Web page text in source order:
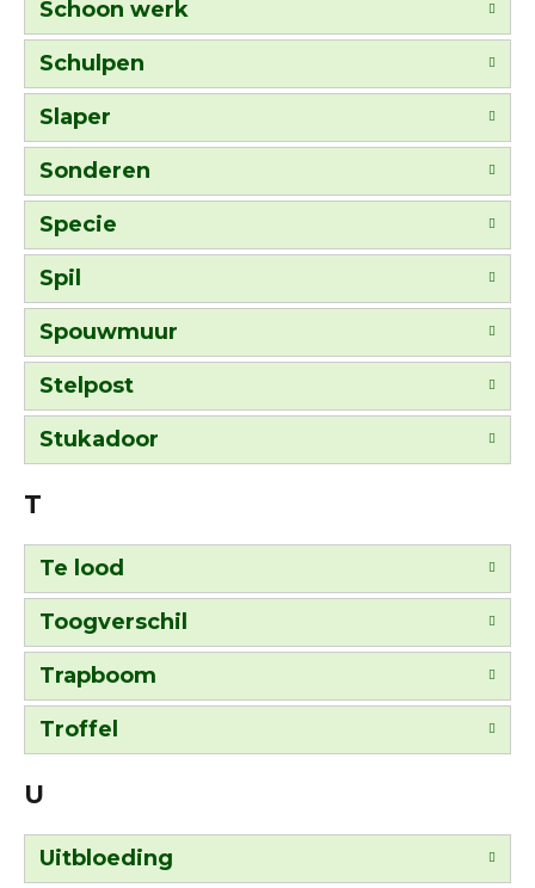
Schoon werk
Schulpen
Slaper
Sonderen
Specie
Spil
Spouwmuur
Stelpost
Stukadoor
T
Te lood
Toogverschil
Trapboom
Troffel
U
Uitbloeding